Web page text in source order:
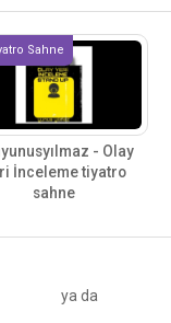
Sahne
- Olay
İnceleme tiyatro
sahne
ya da